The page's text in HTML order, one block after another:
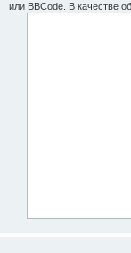
или BBCode. В качестве